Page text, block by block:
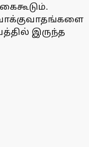
இருந்த